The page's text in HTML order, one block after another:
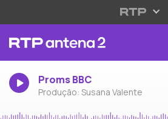
Proms BBC
Produção: Susana Valente